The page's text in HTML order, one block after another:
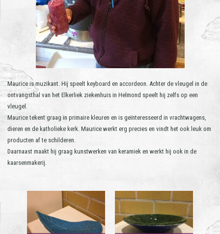
Maurice is muzikant. Hij speelt keyboard en accordeon. Achter de vleugel in de
ontvangsthal van het Elkerliek ziekenhuis in Helmond speelt hij zelfs op een
vleugel.
Maurice tekent graag in primaire kleuren en is geïnteresseerd in vrachtwagens,
dieren en de katholieke kerk. Maurice werkt erg precies en vindt het ook leuk om
producten af te schilderen.
Daarnaast maakt hij graag kunstwerken van keramiek en werkt hij ook in de
kaarsenmakerij.